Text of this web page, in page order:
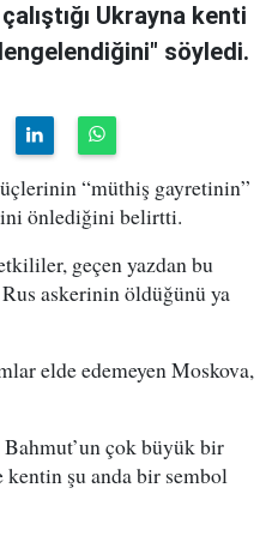
Ukrayna kenti
söyledi.
“müthiş gayretinin”
önlediğini belirtti.
geçen yazdan bu
askerinin öldüğünü ya
elde edemeyen Moskova,
çok büyük bir
kentin şu anda bir sembol